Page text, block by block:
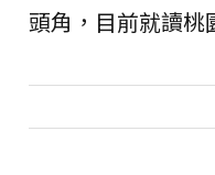
頭角，目前就讀桃